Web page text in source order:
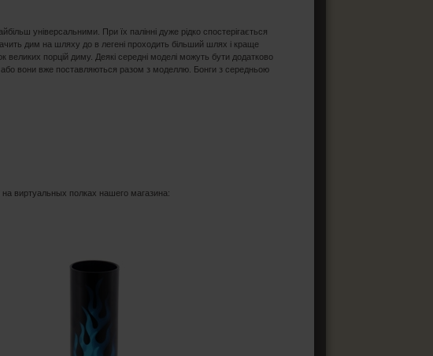
універсальними. При їх палінні дуже рідко спостерігається
дим на шляху до в легені проходить більший шлях і краще
порцій диму. Деякі середні моделі можуть бути додатково
вони вже поставляються разом з моделлю. Бонги з середньою
виртуальных полках нашего магазина: